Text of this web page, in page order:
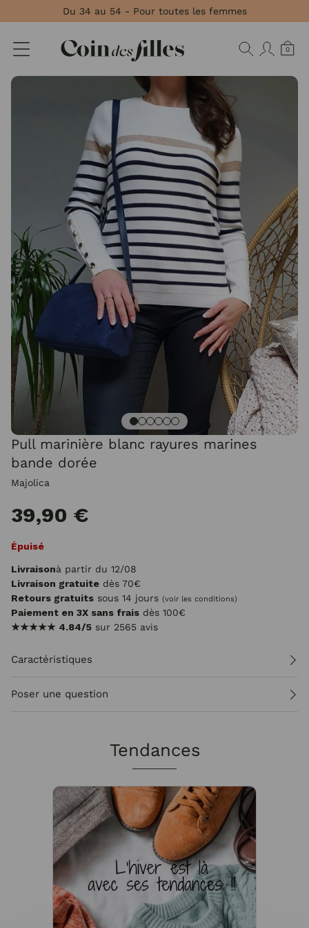
Du 34 au 54 - Pour toutes les femmes
0
Pull marinière blanc rayures marines
bande dorée
Majolica
39,90 €
Épuisé
Livraisonà partir du 12/08
Livraison gratuite dès 70€
Retours gratuits sous 14 jours (voir les conditions)
Paiement en 3X sans frais dès 100€
★★★★★ 4.84/5 sur 2565 avis
Caractéristiques
Poser une question
Tendances
Panneau de gestion des cookies